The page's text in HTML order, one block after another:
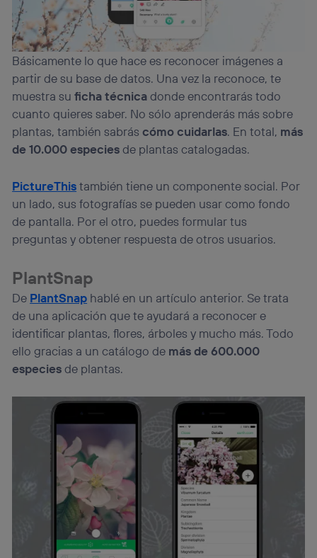
Básicamente lo que hace es reconocer imágenes a
partir de su base de datos. Una vez la reconoce, te
muestra suficha técnicadonde encontrarás todo
cuanto quieres saber. No sólo aprenderás más sobre
plantas, también sabráscómo cuidarlas. En total, más
de 10.000 especiesde plantas catalogadas.
PictureThistambién tiene un componente social. Por
un lado, sus fotografías se pueden usar como fondo
de pantalla. Por el otro, puedes formular tus
preguntas y obtener respuesta de otros usuarios.
PlantSnap
De PlantSnap hablé en un artículo anterior. Se trata
de una aplicación que te ayudará a reconocer e
identificar plantas, flores, árboles y mucho más. Todo
ello gracias a un catálogo de más de 600.000
especiesde plantas.